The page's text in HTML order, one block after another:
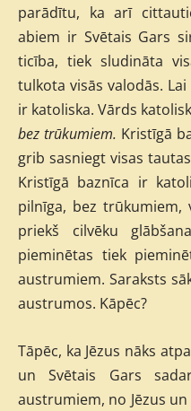
parādītu, ka arī
abiem ir Svētais Gars
ticība, tiek sludināta
tulkota visās valodās.
ir katoliska. Vārds
bez trūkumiem. Kristīgā
grib sasniegt visas
Kristīgā baznīca ir
pilnīga, bez trūkumiem,
priekš cilvēku
pieminētas tiek
austrumiem. Saraksts
austrumos. Kāpēc?
Tāpēc, ka Jēzus nāks
un Svētais Gars
austrumiem, no Jēzus